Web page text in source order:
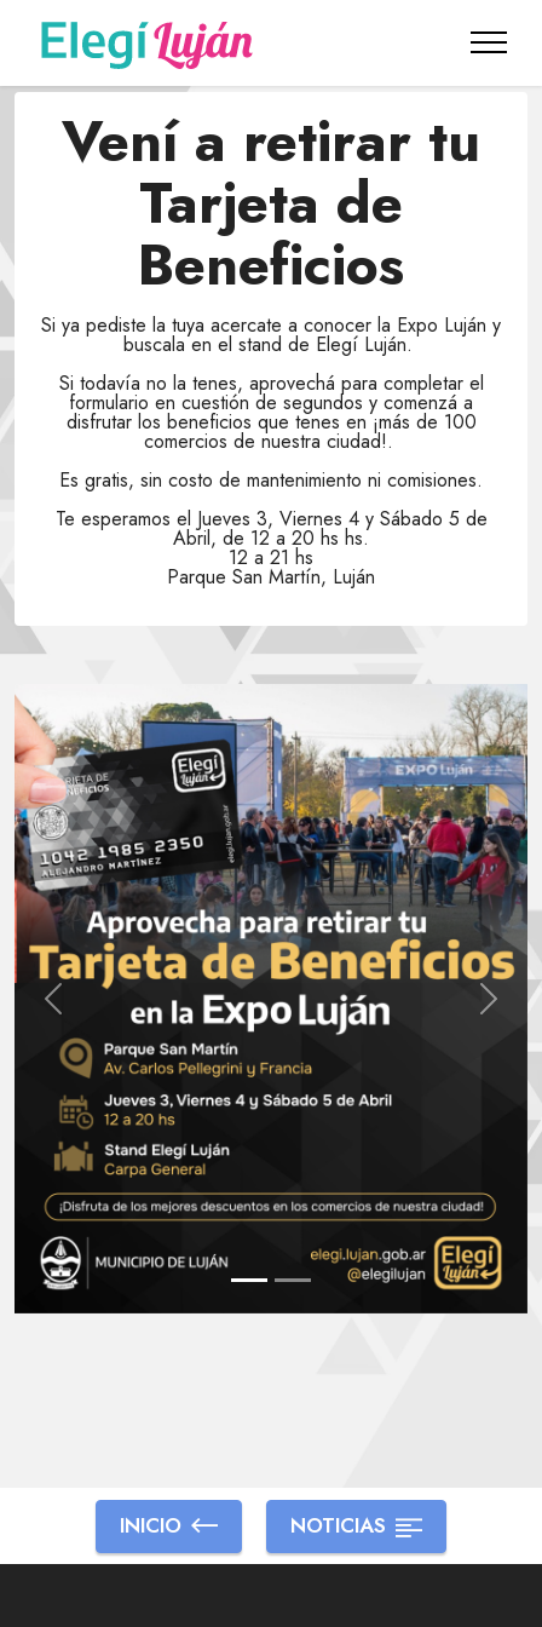
Vení a retirar tu
Tarjeta de
Beneficios
Si ya pediste la tuya acercate a conocer la Expo Luján y
buscala en el stand de Elegí Luján.
Si todavía no la tenes, aprovechá para completar el
formulario en cuestión de segundos y comenzá a
disfrutar los beneficios que tenes en ¡más de 100
comercios de nuestra ciudad!.
Es gratis, sin costo de mantenimiento ni comisiones.
Te esperamos el Jueves 3, Viernes 4 y Sábado 5 de
Abril, de 12 a 20 hs hs.
12 a 21 hs
Parque San Martín, Luján
INICIO NOTICIAS